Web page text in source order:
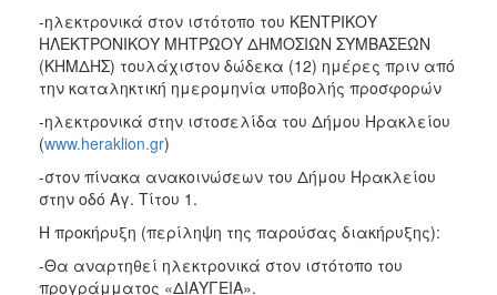
-ηλεκτρονικά στον ιστότοπο του ΚΕΝΤΡΙΚΟΥ
ΗΛΕΚΤΡΟΝΙΚΟΥ ΜΗΤΡΩΟΥ ΔΗΜΟΣΙΩΝ ΣΥΜΒΑΣΕΩΝ
(ΚΗΜΔΗΣ) τουλάχιστον δώδεκα (12) ημέρες πριν από
την καταληκτική ημερομηνία υποβολής προσφορών
-ηλεκτρονικά στην ιστοσελίδα του Δήμου Ηρακλείου
(www.heraklion.gr)
-στον πίνακα ανακοινώσεων του Δήμου Ηρακλείου
στην οδό Αγ. Τίτου 1.
Η προκήρυξη (περίληψη της παρούσας διακήρυξης):
-Θα αναρτηθεί ηλεκτρονικά στον ιστότοπο του
προγράμματος «ΔΙΑΥΓΕΙΑ».